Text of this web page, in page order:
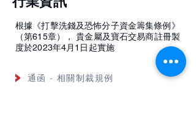
根據《打擊洗錢及恐怖分子資金籌集條例》
（第615章）， 貴金屬及寶石交易商註冊製
度於2023年4月1日起實施
通函 - 相關制裁規例